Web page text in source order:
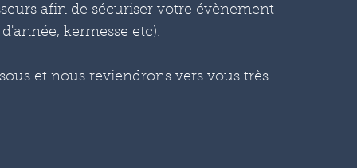
afin de sécuriser votre évènement
kermesse etc).
et nous reviendrons vers vous très